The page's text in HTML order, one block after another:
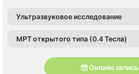
Ультразвуковое исследование
МРТ открытого типа (0.4 Тесла)
Онлайн запись